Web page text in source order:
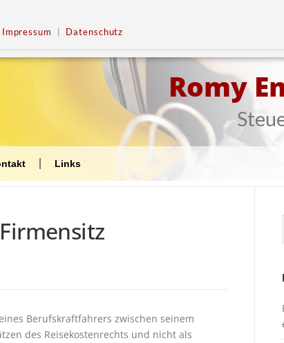
Impressum Datenschutz
Romy
Links
Berufskraftfahrers zwischen seinem
des Reisekostenrechts und nicht als